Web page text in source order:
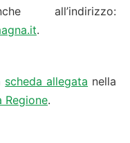
all’indirizzo:
.
scheda allegata nella
Regione.